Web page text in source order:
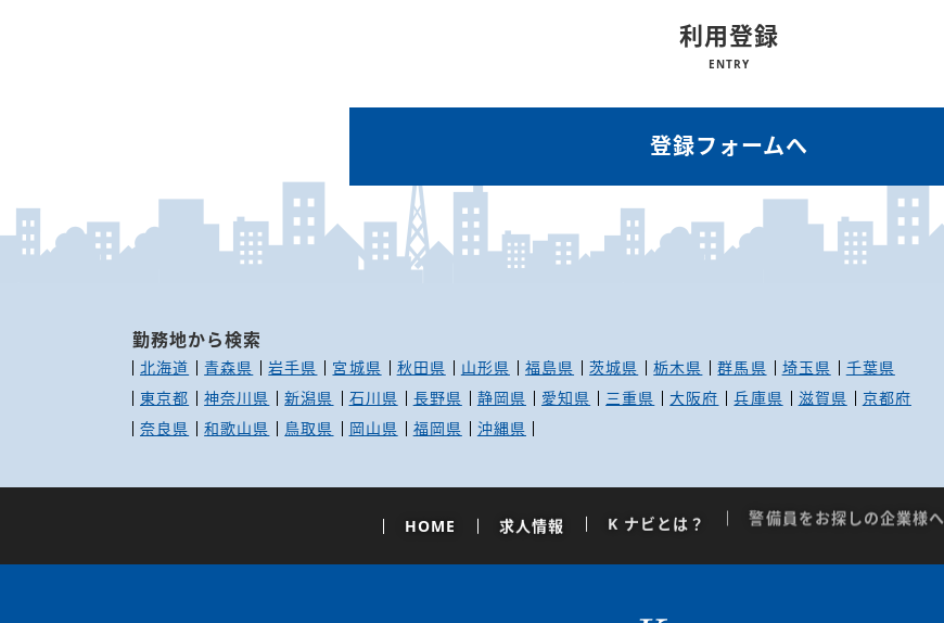
利用登録
ENTRY
登録フォームへ
勤務地から検索
北海道 青森県 岩手県 宮城県 秋田県 山形県 福島県 茨城県 栃木県 群馬県 埼玉県
千葉県
東京都
神奈川県 新潟県 石川県 長野県 静岡県 愛知県 三重県 大阪府 兵庫県 滋賀県
京都府
奈良県
和歌山県 鳥取県 岡山県 福岡県 沖縄県
HOME 求人情報 K ナビとは？ 警備員をお探しの企業様へ